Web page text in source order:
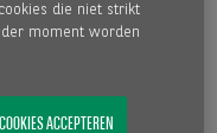
zijn ontwikkeld
in
die niet strikt
moment worden
ACCEPTEREN